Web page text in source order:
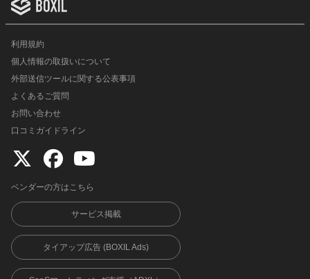
利用規約
個人情報の取扱いについて
外部送信ツールに関する公表事項
よくあるご質問
お問い合わせ
口コミガイドライン
ベンダーの方はこちら
サービス掲載
タイアップ広告 (BOXIL Ads)